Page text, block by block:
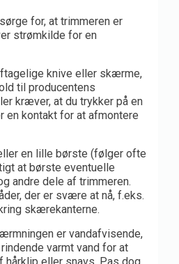
for, at trimmeren er
strømkilde for en
knive eller skærme,
til producentens
kræver, at du trykker på en
en kontakt for at afmontere
en lille børste (følger ofte
at børste eventuelle
andre dele af trimmeren.
der er svære at nå, f.eks.
skærekanterne.
er vandafvisende,
varmt vand for at